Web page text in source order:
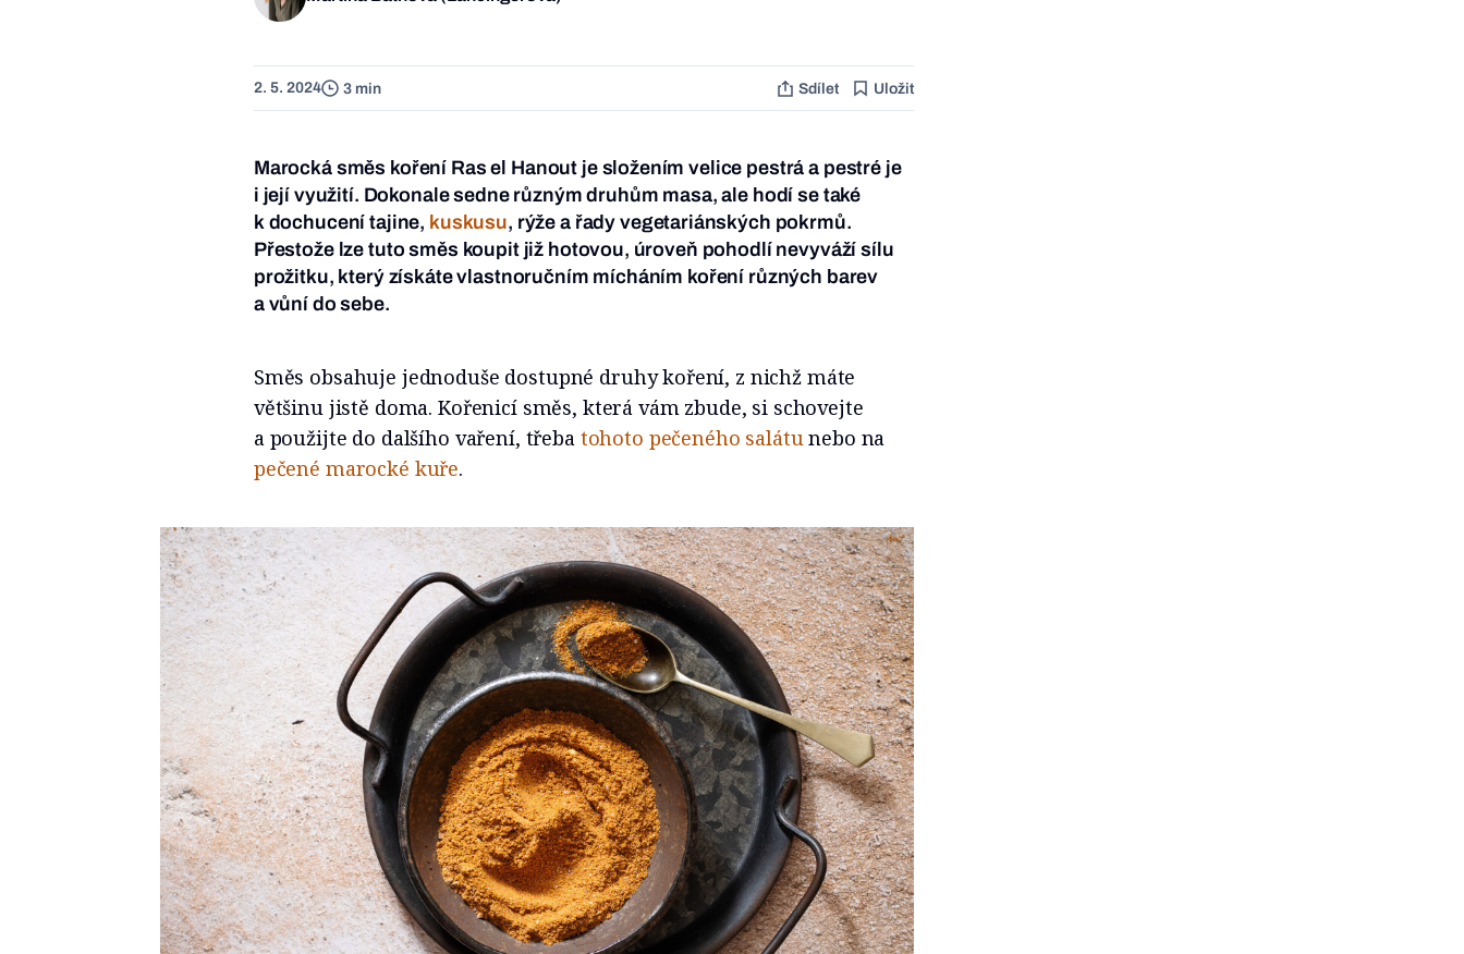
2. 5. 2024 3 min Sdílet Uložit
Marocká směs koření Ras el Hanout je složením velice pestrá a pestré je
i její využití. Dokonale sedne různým druhům masa, ale hodí se také
k dochucení tajine, kuskusu, rýže a řady vegetariánských pokrmů.
Přestože lze tuto směs koupit již hotovou, úroveň pohodlí nevyváží sílu
prožitku, který získáte vlastnoručním mícháním koření různých barev
a vůní do sebe.
Směs obsahuje jednoduše dostupné druhy koření, z nichž máte
většinu jistě doma. Kořenicí směs, která vám zbude, si schovejte
a použijte do dalšího vaření, třeba tohoto pečeného salátunebo na
pečené marocké kuře.